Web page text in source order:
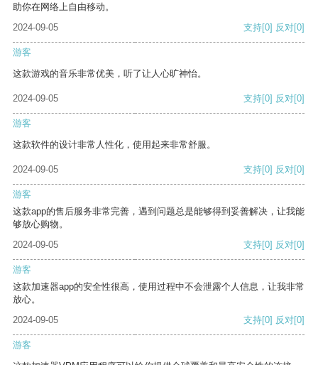
助你在网络上自由移动。
2024-09-05
支持[0] 反对[0]
游客
这款游戏的音乐非常优美，听了让人心旷神怡。
2024-09-05 支持[0] 反对[0]
游客
这款软件的设计非常人性化，使用起来非常舒服。
2024-09-05 支持[0] 反对[0]
游客
这款app的售后服务非常完善，遇到问题总是能够得到妥善解决，让我能
够放心购物。
2024-09-05
支持[0] 反对[0]
游客
这款加速器app的安全性很高，使用过程中不会泄露个人信息，让我非常
放心。
2024-09-05
支持[0] 反对[0]
游客